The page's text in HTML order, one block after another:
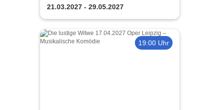
21.03.2027 - 29.05.2027
19:00 Uhr